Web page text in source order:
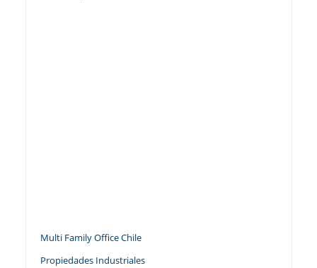
Multi Family Office Chile
Propiedades Industriales